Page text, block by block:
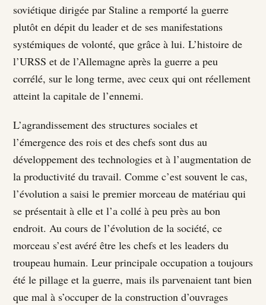
soviétique dirigée par Staline a remporté la guerre
plutôt en dépit du leader et de ses manifestations
systémiques de volonté, que grâce à lui. L’histoire de
l’URSS et de l’Allemagne après la guerre a peu
corrélé, sur le long terme, avec ceux qui ont réellement
atteint la capitale de l’ennemi.
L’agrandissement des structures sociales et
l’émergence des rois et des chefs sont dus au
développement des technologies et à l’augmentation de
la productivité du travail. Comme c’est souvent le cas,
l’évolution a saisi le premier morceau de matériau qui
se présentait à elle et l’a collé à peu près au bon
endroit. Au cours de l’évolution de la société, ce
morceau s’est avéré être les chefs et les leaders du
troupeau humain. Leur principale occupation a toujours
été le pillage et la guerre, mais ils parvenaient tant bien
que mal à s’occuper de la construction d’ouvrages